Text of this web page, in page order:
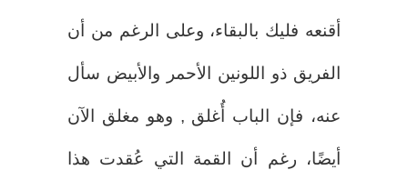
أقنعه فليك بالبقاء، وعلى الرغم من أن
الفريق ذو اللونين الأحمر والأبيض سأل
عنه، فإن الباب أُغلق , وهو مغلق الآن
أيضًا، رغم أن القمة التي عُقدت هذا